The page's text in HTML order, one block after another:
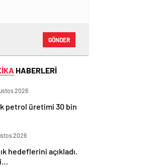
GÖNDER
HABERLERİ
2026
petrol üretimi 30 bin
2026
hedeflerini açıkladı.